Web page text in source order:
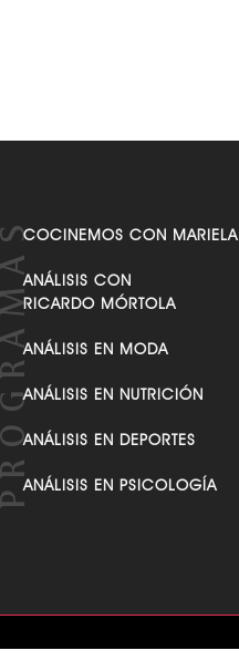
COCINEMOS CON MARIELA
ANÁLISIS CON
RICARDO MÓRTOLA
ANÁLISIS EN MODA
ANÁLISIS EN NUTRICIÓN
ANÁLISIS EN DEPORTES
ANÁLISIS EN PSICOLOGÍA